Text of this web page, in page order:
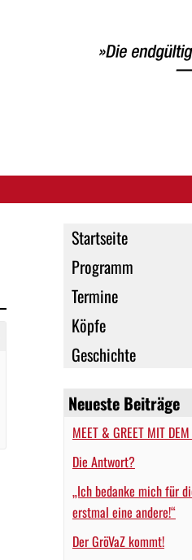
Startseite
Programm
Termine
Köpfe
Geschichte
Neueste Beiträge
MEET & GREET MIT
Die Antwort?
„Ich bedanke mich für
erstmal eine andere!“
Der GröVaZ kommt!